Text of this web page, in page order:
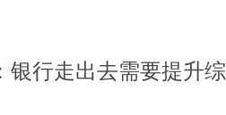
银行走出去需要提升综